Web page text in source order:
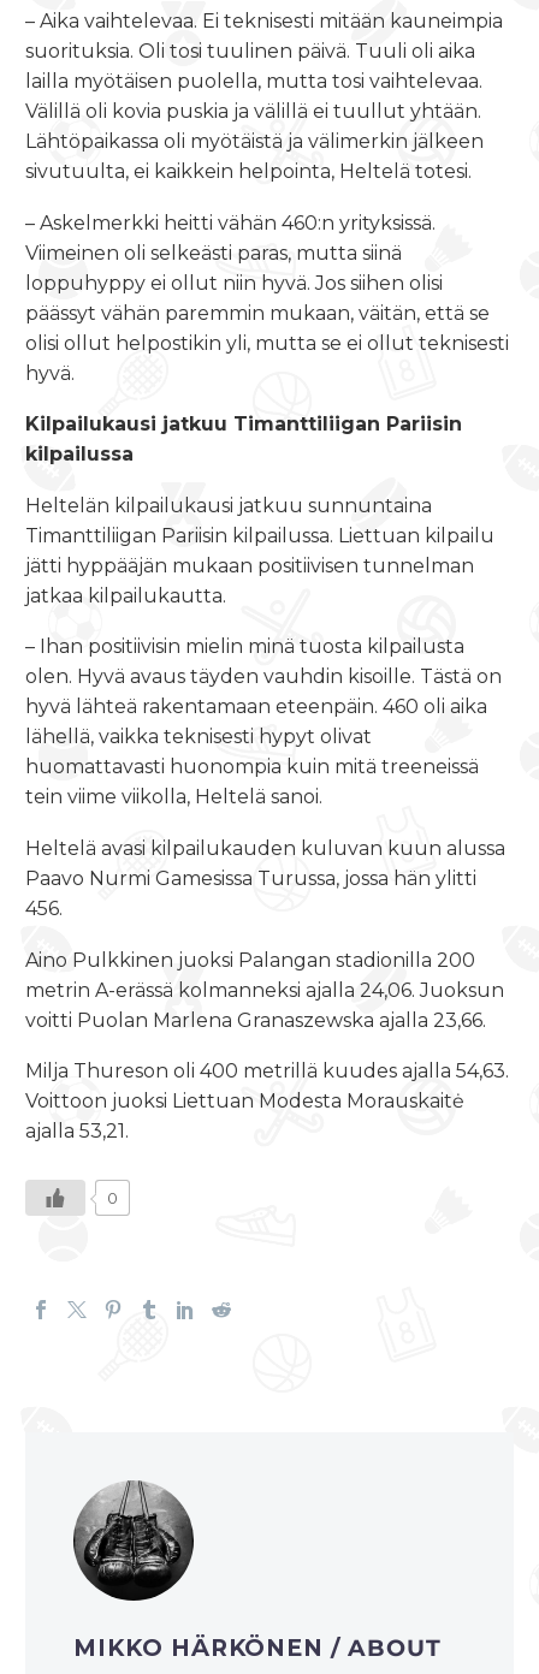
– Aika vaihtelevaa. Ei teknisesti mitään kauneimpia
suorituksia. Oli tosi tuulinen päivä. Tuuli oli aika
lailla myötäisen puolella, mutta tosi vaihtelevaa.
Välillä oli kovia puskia ja välillä ei tuullut yhtään.
Lähtöpaikassa oli myötäistä ja välimerkin jälkeen
sivutuulta, ei kaikkein helpointa, Heltelä totesi.
– Askelmerkki heitti vähän 460:n yrityksissä.
Viimeinen oli selkeästi paras, mutta siinä
loppuhyppy ei ollut niin hyvä. Jos siihen olisi
päässyt vähän paremmin mukaan, väitän, että se
olisi ollut helpostikin yli, mutta se ei ollut teknisesti
hyvä.
Kilpailukausi jatkuu Timanttiliigan Pariisin
kilpailussa
Heltelän kilpailukausi jatkuu sunnuntaina
Timanttiliigan Pariisin kilpailussa. Liettuan kilpailu
jätti hyppääjän mukaan positiivisen tunnelman
jatkaa kilpailukautta.
– Ihan positiivisin mielin minä tuosta kilpailusta
olen. Hyvä avaus täyden vauhdin kisoille. Tästä on
hyvä lähteä rakentamaan eteenpäin. 460 oli aika
lähellä, vaikka teknisesti hypyt olivat
huomattavasti huonompia kuin mitä treeneissä
tein viime viikolla, Heltelä sanoi.
Heltelä avasi kilpailukauden kuluvan kuun alussa
Paavo Nurmi Gamesissa Turussa, jossa hän ylitti
456.
Aino Pulkkinen juoksi Palangan stadionilla 200
metrin A-erässä kolmanneksi ajalla 24,06. Juoksun
voitti Puolan Marlena Granaszewska ajalla 23,66.
Milja Thureson oli 400 metrillä kuudes ajalla 54,63.
Voittoon juoksi Liettuan Modesta Morauskaitė
ajalla 53,21.
0
MIKKO HÄRKÖNEN/ ABOUT